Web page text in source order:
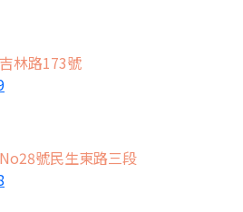
林路173號
號民生東路三段